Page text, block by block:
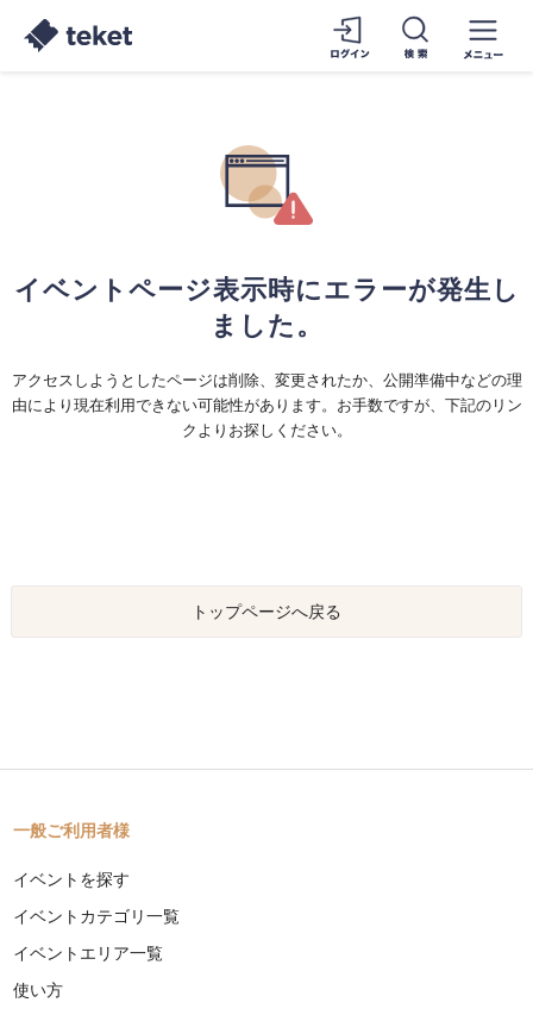
イベントページ表示時にエラーが発生し
ました。
アクセスしようとしたページは削除、変更されたか、公開準備中などの理
由により現在利用できない可能性があります。お手数ですが、下記のリン
クよりお探しください。
トップページへ戻る
一般ご利用者様
イベントを探す
イベントカテゴリ一覧
イベントエリア一覧
使い方